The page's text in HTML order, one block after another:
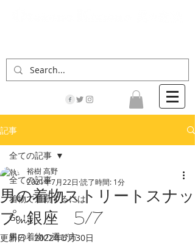
記事
全ての記事
着物で通勤するには
Go！
男の着物の選び方
全ての記事
男の着物ストリートスナッ
プin銀座 5/7
裕樹 高野
2021年7月22日 読了時間: 1分
更新日：2022年6月30日